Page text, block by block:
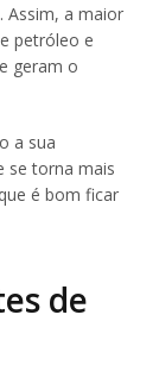
Assim, a maior
petróleo e
geram o
a sua
se torna mais
é bom ficar
de